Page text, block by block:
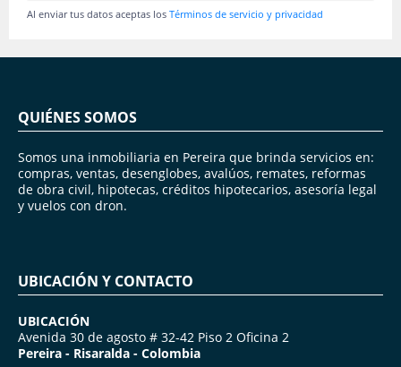
Al enviar tus datos aceptas los Términos de servicio y privacidad
QUIÉNES SOMOS
Somos una inmobiliaria en Pereira que brinda servicios en:
compras, ventas, desenglobes, avalúos, remates, reformas
de obra civil, hipotecas, créditos hipotecarios, asesoría legal
y vuelos con dron.
UBICACIÓN Y CONTACTO
UBICACIÓN
Avenida 30 de agosto # 32-42 Piso 2 Oficina 2
Pereira - Risaralda - Colombia